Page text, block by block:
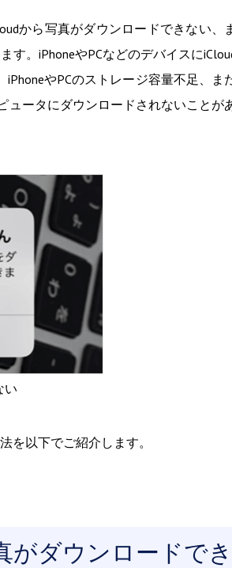
から写真がダウンロードできない、
す。iPhoneやPCなどのデバイスに
やPCのストレージ容量不足、ま
ュータにダウンロードされないことが
い
を以下でご紹介します。
がダウンロードでき